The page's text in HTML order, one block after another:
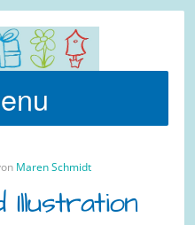
Maren Schmidt